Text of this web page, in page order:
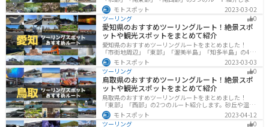
す。自然豊かな山が充実しており、山を生かした施設や
グルメ、絶景スポットなど、自然を満喫するツーリング
ができます。バイクで岐阜県にツーリングに行く際は参
考にしてください。
モトスポット
2023-03-02
ツーリング
0
愛知県のおすすめツーリングルート！絶景スポ
ットや観光スポットをまとめて紹介
愛知県のおすすめツーリングルートをまとめました！
「市街地周辺」「東部」「渥美半島」「知多半島」の4つ
のルート紹介します。名古屋周辺の栄えたスポットから
山、海、美術館なども多数あり、自然・歴史・文化を満
喫するツーリングができます。バイクで愛知県にツーリ
ングに行く際は参考にしてください。
モトスポット
2023-03-03
ツーリング
0
鳥取県のおすすめツーリングルート！絶景スポ
ットや観光スポットをまとめて紹介
鳥取県のおすすめツーリングルートをまとめました！
「東部」「西部」の2つのルート紹介します。砂丘や温泉
地、歴史ある城跡など魅力溢れるスポットが多数あるの
で楽しめます。バイクで鳥取県にツーリングに行く際は
モトスポット
2023-04-12
ツーリング
0